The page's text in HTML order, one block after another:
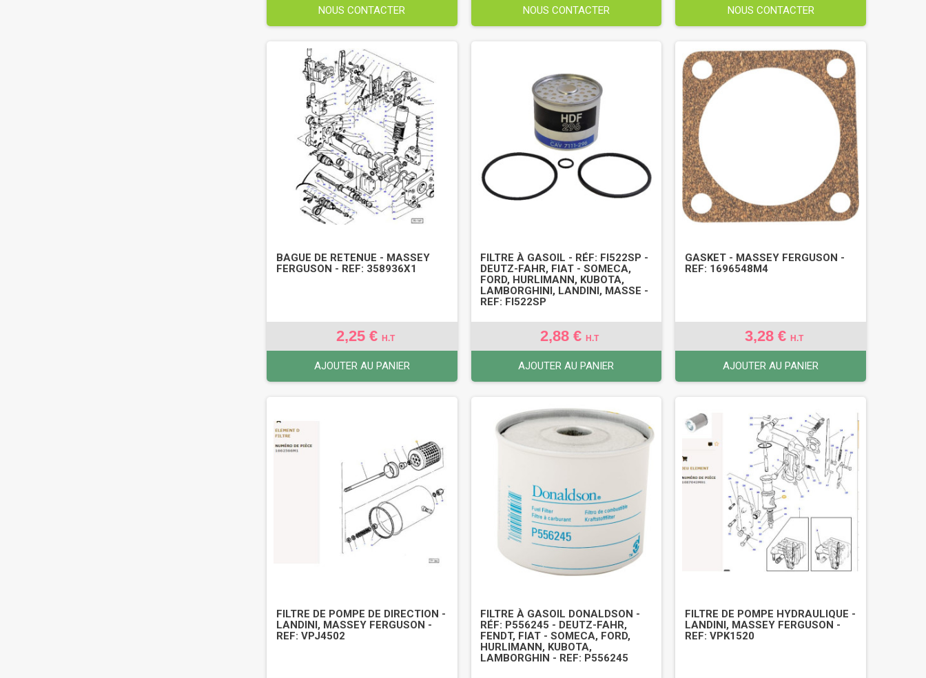
NOUS CONTACTER NOUS CONTACTER NOUS CONTACTER
BAGUE DE RETENUE - MASSEY
FERGUSON - REF: 358936X1
2,25 € H.T
AJOUTER AU PANIER
FILTRE À GASOIL - RÉF: FI522SP -
DEUTZ-FAHR, FIAT - SOMECA,
FORD, HURLIMANN, KUBOTA,
LAMBORGHINI, LANDINI, MASSE -
REF: FI522SP
2,88 €H.T
AJOUTER AU PANIER
GASKET - MASSEY FERGUSON -
REF: 1696548M4
3,28 €H.T
AJOUTER AU PANIER
FILTRE DE POMPE DE DIRECTION -
LANDINI, MASSEY FERGUSON -
REF: VPJ4502
FILTRE À GASOIL DONALDSON -
RÉF: P556245 - DEUTZ-FAHR,
FENDT, FIAT - SOMECA, FORD,
HURLIMANN, KUBOTA,
LAMBORGHIN - REF: P556245
FILTRE DE POMPE HYDRAULIQUE -
LANDINI, MASSEY FERGUSON -
REF: VPK1520